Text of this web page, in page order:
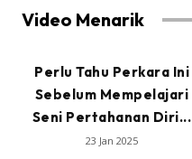
Video Menarik
Perlu Tahu Perkara Ini
Sebelum Mempelajari
Seni Pertahanan Diri...
23 Jan 2025